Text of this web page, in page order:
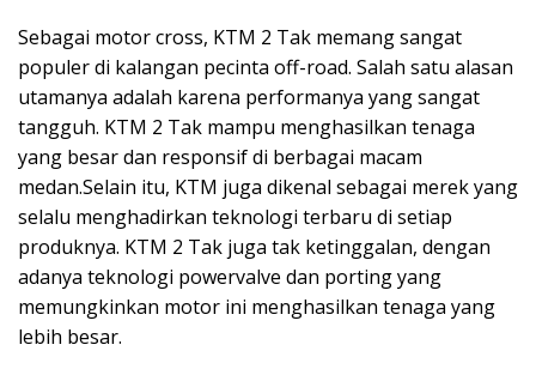
Sebagai motor cross, KTM 2 Tak memang sangat
populer di kalangan pecinta off-road. Salah satu alasan
utamanya adalah karena performanya yang sangat
tangguh. KTM 2 Tak mampu menghasilkan tenaga
yang besar dan responsif di berbagai macam
medan.Selain itu, KTM juga dikenal sebagai merek yang
selalu menghadirkan teknologi terbaru di setiap
produknya. KTM 2 Tak juga tak ketinggalan, dengan
adanya teknologi powervalve dan porting yang
memungkinkan motor ini menghasilkan tenaga yang
lebih besar.